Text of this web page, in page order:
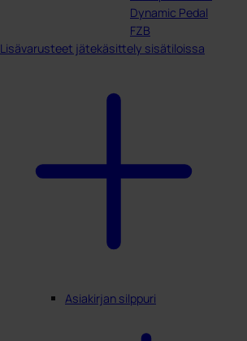
Dynamic Pedal
FZB
Lisävarusteet jätekäsittely sisätiloissa
Asiakirjan silppuri